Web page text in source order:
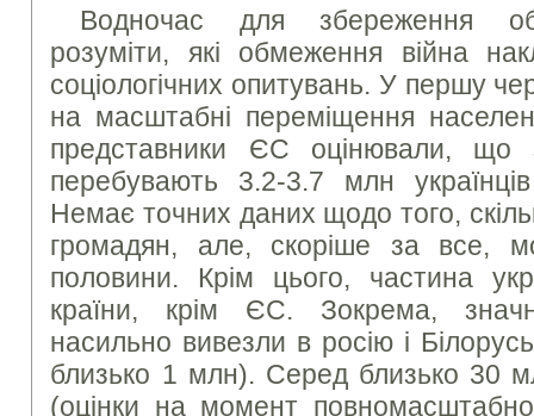
Водночас для збереження
розуміти, які обмеження війна
соціологічних опитувань. У першу
на масштабні переміщення
представники ЄС оцінювали, що
перебувають 3.2-3.7 млн
Немає точних даних щодо того,
громадян, але, скоріше за все,
половини. Крім цього, частина
країни, крім ЄС. Зокрема,
насильно вивезли в росію і
близько 1 млн). Серед близько 30
(оцінки на момент